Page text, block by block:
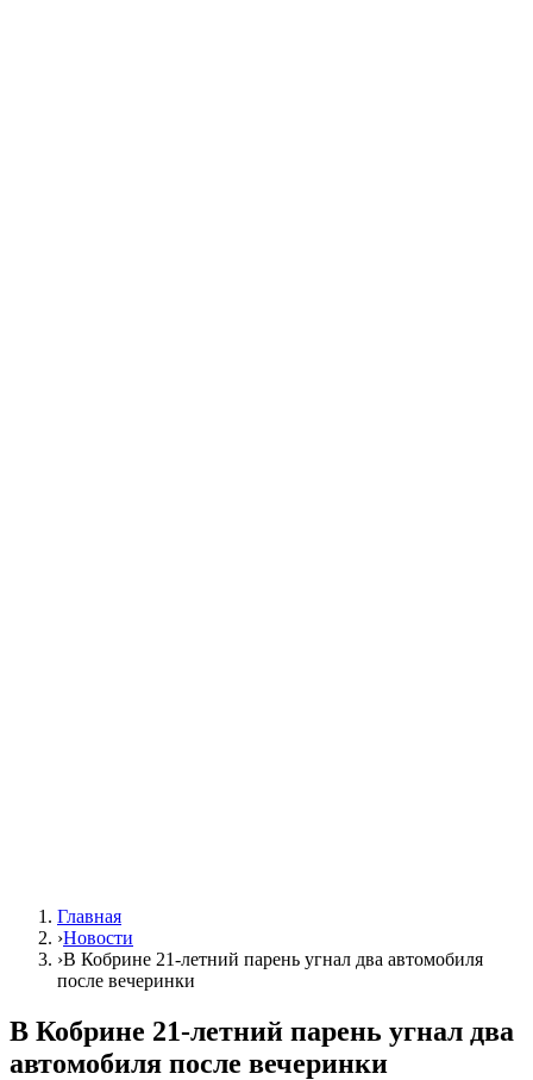
Главная
›Новости
›В Кобрине 21-летний парень угнал два автомобиля
после вечеринки
В Кобрине 21-летний парень угнал два
автомобиля после вечеринки